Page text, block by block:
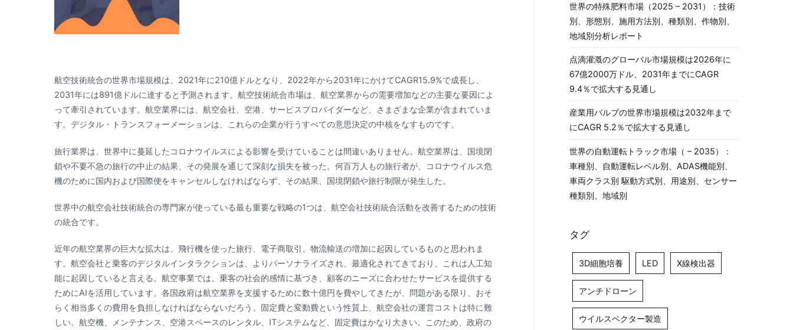
航空技術統合の世界市場規模は、2021年に210億ドルとなり、2022年から2031年にかけてCAGR15.9%で成長し、
2031年には891億ドルに達すると予測されます。航空技術統合市場は、航空業界からの需要増加などの主要な要因によ
って牽引されています。航空業界には、航空会社、空港、サービスプロバイダーなど、さまざまな企業が含まれていま
す。デジタル・トランスフォーメーションは、これらの企業が行うすべての意思決定の中核をなすものです。
旅行業界は、世界中に蔓延したコロナウイルスによる影響を受けていることは間違いありません。航空業界は、国境閉
鎖や不要不急の旅行の中止の結果、その発展を通じて深刻な損失を被った。何百万人もの旅行者が、コロナウイルス危
機のために国内および国際便をキャンセルしなければならず、その結果、国境閉鎖や旅行制限が発生した。
世界中の航空会社技術統合の専門家が使っている最も重要な戦略の1つは、航空会社技術統合活動を改善するための技術
の統合です。
近年の航空業界の巨大な拡大は、飛行機を使った旅行、電子商取引、物流輸送の増加に起因しているものと思われま
す。航空会社と乗客のデジタルインタラクションは、よりパーソナライズされ、最適化されてきており、これは人工知
能に起因していると言える。航空事業では、乗客の社会的感情に基づき、顧客のニーズに合わせたサービスを提供する
ためにAIを活用しています。各国政府は航空業界を支援するために数十億円を費やしてきたが、問題がある限り、おそ
らく相当多くの費用を負担しなければならないだろう。固定費と変動費という性質上、航空会社の運営コストは特に難
しい。航空機、メンテナンス、空港スペースのレンタル、ITシステムなど、固定費はかなり大きい。このため、政府の
世界の特殊肥料市場（2025 – 2031）：技術
別、形態別、施用方法別、種類別、作物別、
地域別分析レポート
点滴灌漑のグローバル市場規模は2026年に
67億2000万ドル、2031年までにCAGR
9.4％で拡大する見通し
産業用バルブの世界市場規模は2032年まで
にCAGR 5.2％で拡大する見通し
世界の自動運転トラック市場（ – 2035）：
車種別、自動運転レベル別、ADAS機能別、
車両クラス別 駆動方式別、用途別、センサー
種類別、地域別
タグ
3D細胞培養 LED X線検出器
アンチドローン
ウイルスベクター製造